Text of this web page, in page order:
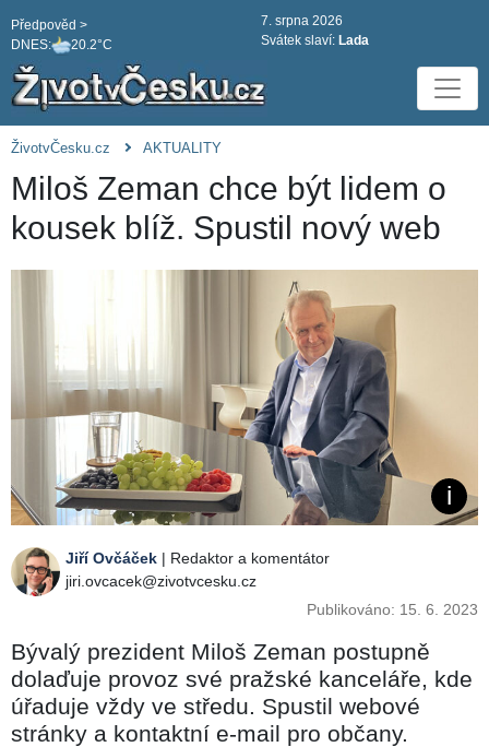
DNES: 20.2°C
Předpověd >
7. srpna 2026
Svátek slaví: Lada
ŽivotvČesku.cz AKTUALITY
Miloš Zeman chce být lidem o
kousek blíž. Spustil nový web
Jiří Ovčáček | Redaktor a komentátor
jiri.ovcacek@zivotvcesku.cz
Publikováno: 15. 6. 2023
Bývalý prezident Miloš Zeman postupně
dolaďuje provoz své pražské kanceláře, kde
úřaduje vždy ve středu. Spustil webové
stránky a kontaktní e-mail pro občany.